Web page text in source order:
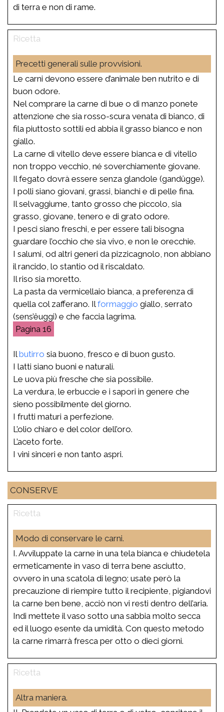
di terra e non di rame.
Precetti generali sulle provvisioni.
Le carni devono essere d’animale ben nutrito e di
buon odore.
Nel comprare la carne di bue o di manzo ponete
attenzione che sia rosso-scura venata di bianco, di
fila piuttosto sottili ed abbia il grasso bianco e non
giallo.
La carne di vitello deve essere bianca e di vitello
non troppo vecchio, né soverchiamente giovane.
Il fegato dovrà essere senza glandole (gandûgge).
I polli siano giovani, grassi, bianchi e di pelle fina.
Il selvaggiume, tanto grosso che piccolo, sia
grasso, giovane, tenero e di grato odore.
I pesci siano freschi, e per essere tali bisogna
guardare l’occhio che sia vivo, e non le orecchie.
I salumi, od altri generi da pizzicagnolo, non abbiano
il rancido, lo stantio od il riscaldato.
Il riso sia moretto.
La pasta da vermicellaio bianca, a preferenza di
quella col zafferano. Ilformaggio giallo, serrato
(sens’êuggi) e che faccia lagrima.
16
Ilbutirro sia buono, fresco e di buon gusto.
I latti siano buoni e naturali.
Le uova più fresche che sia possibile.
La verdura, le erbuccie e i sapori in genere che
sieno possibilmente del giorno.
I frutti maturi a perfezione.
L’olio chiaro e del color dell’oro.
L’aceto forte.
I vini sinceri e non tanto aspri.
CONSERVE
Modo di conservare le carni.
I. Avviluppate la carne in una tela bianca e chiudetela
ermeticamente in vaso di terra bene asciutto,
ovvero in una scatola di legno; usate però la
precauzione di riempire tutto il recipiente, pigiandovi
la carne ben bene, acciò non vi resti dentro dell’aria.
Indi mettete il vaso sotto una sabbia molto secca
ed il luogo esente da umidità. Con questo metodo
la carne rimarrà fresca per otto o dieci giorni.
Altra maniera.